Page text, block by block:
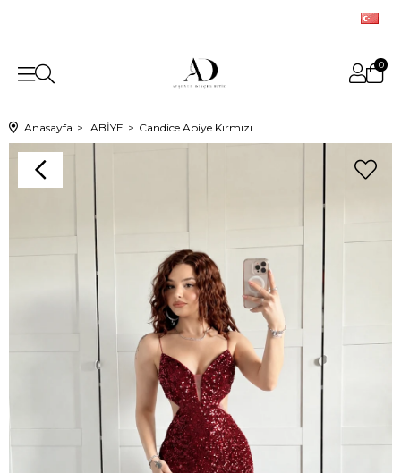
0
Anasayfa ABİYE Candice Abiye Kırmızı